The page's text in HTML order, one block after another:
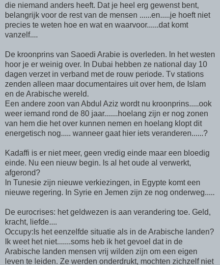
die niemand anders heeft. Dat je heel erg gewenst bent,
belangrijk voor de rest van de mensen ......en.....je hoeft niet
precies te weten hoe en wat en waarvoor......dat komt
vanzelf....
De kroonprins van Saoedi Arabie is overleden. In het westen
hoor je er weinig over. In Dubai hebben ze national day 10
dagen verzet in verband met de rouw periode. Tv stations
zenden alleen maar documentaires uit over hem, de Islam
en de Arabische wereld.
Een andere zoon van Abdul Aziz wordt nu kroonprins.....ook
weer iemand rond de 80 jaar.......hoelang zijn er nog zonen
van hem die het over kunnen nemen en hoelang klopt dit
energetisch nog..... wanneer gaat hier iets veranderen......?
Kadaffi is er niet meer, geen vredig einde maar een bloedig
einde. Nu een nieuw begin. Is al het oude al verwerkt,
afgerond?
In Tunesie zijn nieuwe verkiezingen, in Egypte komt een
nieuwe regering. In Syrie en Jemen zijn ze nog onderweg.....
De eurocrises: het geldwezen is aan verandering toe. Geld,
kracht, liefde....
Occupy:Is het eenzelfde situatie als in de Arabische landen?
Ik weet het niet.......soms heb ik het gevoel dat in de
Arabische landen mensen vrij wilden zijn om een eigen
leven te leiden. Ze werden onderdrukt, mochten zichzelf niet